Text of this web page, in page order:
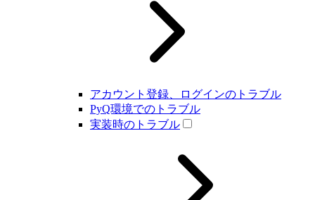
アカウント登録、ログインのトラブル
PyQ環境でのトラブル
実装時のトラブル